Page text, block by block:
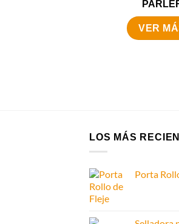
VER
LOS MÁS
Porta